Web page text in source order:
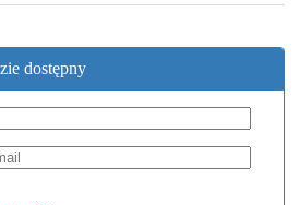
dostępny